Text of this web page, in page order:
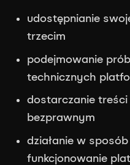
udostępnianie
trzecim
podejmowanie
technicznych
dostarczanie
bezprawnym
działanie w
funkcjonowanie